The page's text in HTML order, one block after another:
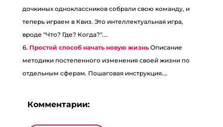
дочкиных одноклассников собрали свою команду, и
теперь играем в Квиз. Это интеллектуальная игра,
вроде "Что? Где? Когда?"....
Простой способ начать новую жизнь Описание
методики постепенного изменения своей жизни по
отдельным сферам. Пошаговая инструкция....
Комментарии: